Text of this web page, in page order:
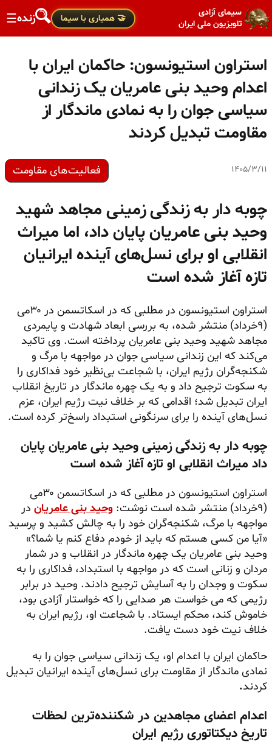
سیمای آزادی
تلویزیون ملی ایران
🤝 همیاری با سیما زنده☰
استراون استیونسون: حاکمان ایران با
اعدام وحید بنی عامریان یک زندانی
سیاسی جوان را به نمادی ماندگار از
مقاومت تبدیل کردند
۱۴۰۵/۳/۱۱ فعالیت‌های مقاومت
چوبه دار به زندگی زمینی مجاهد شهید
وحید بنی عامریان پایان داد، اما میراث
انقلابی او برای نسل‌های آینده ایرانیان
تازه آغاز شده است
استراون استیونسون در مطلبی که در اسکاتسمن در ۳۰می
(۹خرداد) منتشر شده، به بررسی ابعاد شهادت و پایمردی
مجاهد شهید وحید بنی عامریان پرداخته است. وی تاکید
می‌کند که این زندانی سیاسی جوان در مواجهه با مرگ و
شکنجه‌گران رژیم ایران، با شجاعت بی‌نظیر خود فداکاری را
به سکوت ترجیح داد و به یک چهره ماندگار در تاریخ انقلاب
ایران تبدیل شد؛ اقدامی که بر خلاف نیت رژیم ایران، عزم
نسل‌های آینده را برای سرنگونی استبداد راسخ‌تر کرده است.
چوبه دار به زندگی زمینی وحید بنی عامریان پایان
داد میراث انقلابی او تازه آغاز شده است
استراون استیونسون در مطلبی که در اسکاتسمن ۳۰می
(۹خرداد) منتشر شده است نوشت:
وحید بنی عامریان در
مواجهه با مرگ، شکنجه‌گران خود را به چالش کشید و پرسید
«آیا من کسی هستم که باید از خودم دفاع کنم یا شما؟»
وحید بنی عامریان یک چهره ماندگار در انقلاب و در شمار
مردان و زنانی است که در مواجهه با استبداد، فداکاری را به
سکوت و وجدان را به آسایش ترجیح دادند. وحید در برابر
رژیمی که می خواست هر صدایی را که خواستار آزادی بود،
خاموش کند، محکم ایستاد. با شجاعت او، رژیم ایران به
خلاف نیت خود دست یافت.
حاکمان ایران با اعدام او، یک زندانی سیاسی جوان را به
نمادی ماندگار از مقاومت برای نسل‌های آینده ایرانیان تبدیل
کردند.
اعدام اعضای مجاهدین در شکننده‌ترین لحظات
تاریخ دیکتاتوری رژیم ایران